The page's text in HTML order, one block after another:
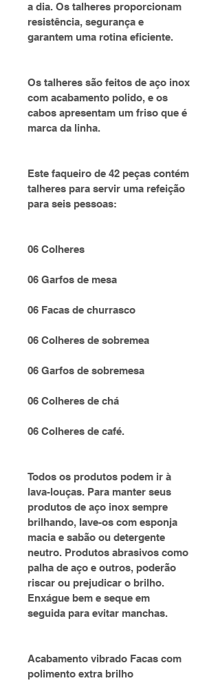
a dia. Os talheres proporcionam
resistência, segurança e
garantem uma rotina eficiente.
Os talheres são feitos de aço inox
com acabamento polido, e os
cabos apresentam um friso que é
marca da linha.
Este faqueiro de 42 peças contém
talheres para servir uma refeição
para seis pessoas:
06 Colheres
06 Garfos de mesa
06 Facas de churrasco
06 Colheres de sobremea
06 Garfos de sobremesa
06 Colheres de chá
06 Colheres de café.
Todos os produtos podem ir à
lava-louças. Para manter seus
produtos de aço inox sempre
brilhando, lave-os com esponja
macia e sabão ou detergente
neutro. Produtos abrasivos como
palha de aço e outros, poderão
riscar ou prejudicar o brilho.
Enxágue bem e seque em
seguida para evitar manchas.
Acabamento vibrado Facas com
polimento extra brilho